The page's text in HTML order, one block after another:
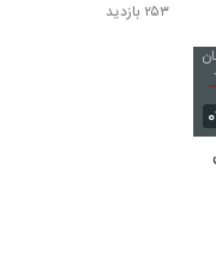
۲۵۳ بازدید